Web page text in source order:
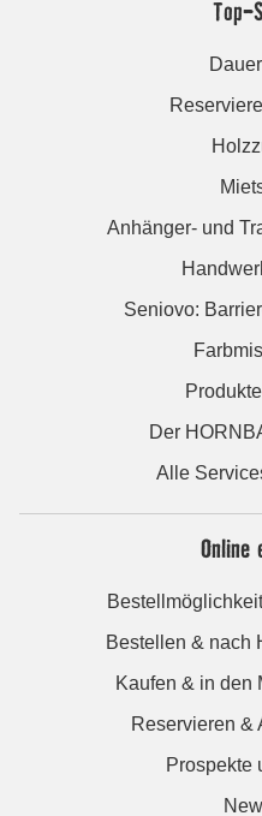
Top-
Anhänger- und
Seniovo:
Der
Alle
Online
Bestellen & nach
Kaufen & in den
Reservieren &
Prospekte